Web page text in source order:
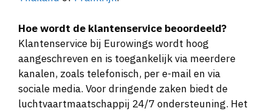
Hoe wordt de klantenservice beoordeeld?
Klantenservice bij Eurowings wordt hoog
aangeschreven en is toegankelijk via meerdere
kanalen, zoals telefonisch, per e-mail en via
sociale media. Voor dringende zaken biedt de
luchtvaartmaatschappij 24/7 ondersteuning. Het